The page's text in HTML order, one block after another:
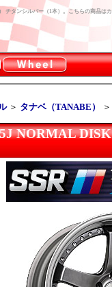
チタンシルバー（1本）。こちらの商品は
＞ タナベ（TANABE）
NORMAL